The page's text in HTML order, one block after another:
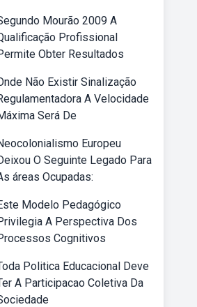
Mourão 2009 A
Profissional
Obter Resultados
Não Existir Sinalização
A Velocidade
Será De
Europeu
O Seguinte Legado Para
áreas Ocupadas:
Modelo Pedagógico
A Perspectiva Dos
Cognitivos
Politica Educacional Deve
A Participacao Coletiva Da